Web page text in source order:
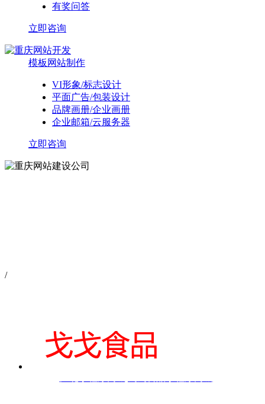
有奖问答
立即咨询
模板网站制作
VI形象/标志设计
平面广告/包装设计
品牌画册/企业画册
企业邮箱/云服务器
立即咨询
/